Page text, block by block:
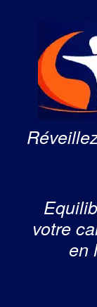
votre
en